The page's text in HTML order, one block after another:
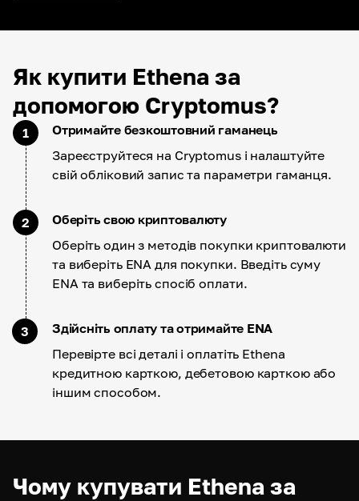
Як купити Ethena за
допомогою Cryptomus?
1
Отримайте безкоштовний гаманець
Зареєструйтеся на Cryptomus і налаштуйте
свій обліковий запис та параметри гаманця.
2
Оберіть свою криптовалюту
Оберіть один з методів покупки криптовалюти
та виберіть ENA для покупки. Введіть суму
ENA та виберіть спосіб оплати.
3
Здійсніть оплату та отримайте ENA
Перевірте всі деталі і оплатіть Ethena
кредитною карткою, дебетовою карткою або
іншим способом.
Чому купувати Ethena за